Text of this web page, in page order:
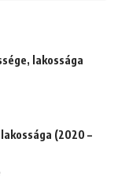
lakossága
(2020 –